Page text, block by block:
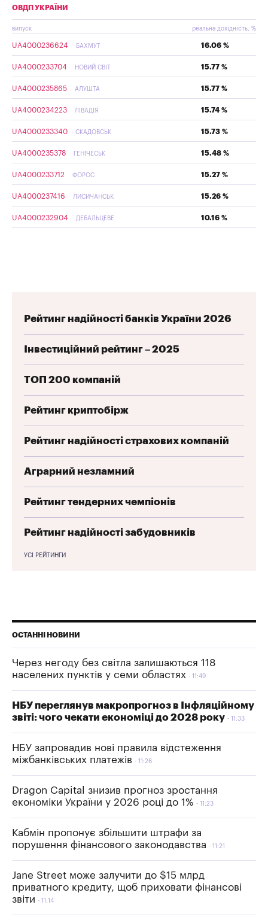
ОВДП УКРАЇНИ
випуск реальна дохідність, %
UA4000236624 БАХМУТ 16.06 %
UA4000233704 НОВИЙ СВІТ 15.77 %
UA4000235865 АЛУШТА 15.77 %
UA4000234223 ЛІВАДІЯ 15.74 %
UA4000233340 СКАДОВСЬК 15.73 %
UA4000235378 ГЕНІЧЕСЬК 15.48 %
UA4000233712 ФОРОС 15.27 %
UA4000237416 ЛИСИЧАНСЬК 15.26 %
UA4000232904 ДЕБАЛЬЦЕВЕ 10.16 %
Рейтинг надійності банків України 2026
Інвестиційний рейтинг – 2025
ТОП 200 компаній
Рейтинг криптобірж
Рейтинг надійності страхових компаній
Аграрний незламний
Рейтинг тендерних чемпіонів
Рейтинг надійності забудовників
УСІ РЕЙТИНГИ
ОСТАННІ НОВИНИ
Через негоду без світла залишаються 118
населених пунктів у семи областях
11:49
НБУ переглянув макропрогноз в Інфляційному
звіті: чого чекати економіці до 2028 року
11:33
НБУ запровадив нові правила відстеження
міжбанківських платежів
11:26
Dragon Capital знизив прогноз зростання
економіки України у 2026 році до 1%
11:23
Кабмін пропонує збільшити штрафи за
порушення фінансового законодавства
11:21
Jane Street може залучити до $15 млрд
приватного кредиту, щоб приховати фінансові
звіти
11:14